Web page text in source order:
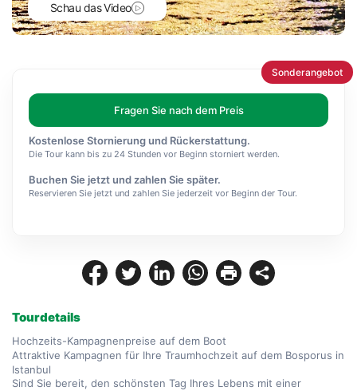
Tourdetails
Hochzeits-Kampagnenpreise auf dem Boot
Attraktive Kampagnen für Ihre Traumhochzeit auf dem Bosporus in
Istanbul
Sind Sie bereit, den schönsten Tag Ihres Lebens mit einer
Schau das Video
Sonderangebot
Fragen Sie nach dem Preis
Kostenlose Stornierung und Rückerstattung.
Die Tour kann bis zu 24 Stunden vor Beginn storniert werden.
Buchen Sie jetzt und zahlen Sie später.
Reservieren Sie jetzt und zahlen Sie jederzeit vor Beginn der Tour.